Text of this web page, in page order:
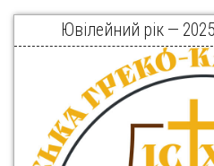
Ювілейний рік —